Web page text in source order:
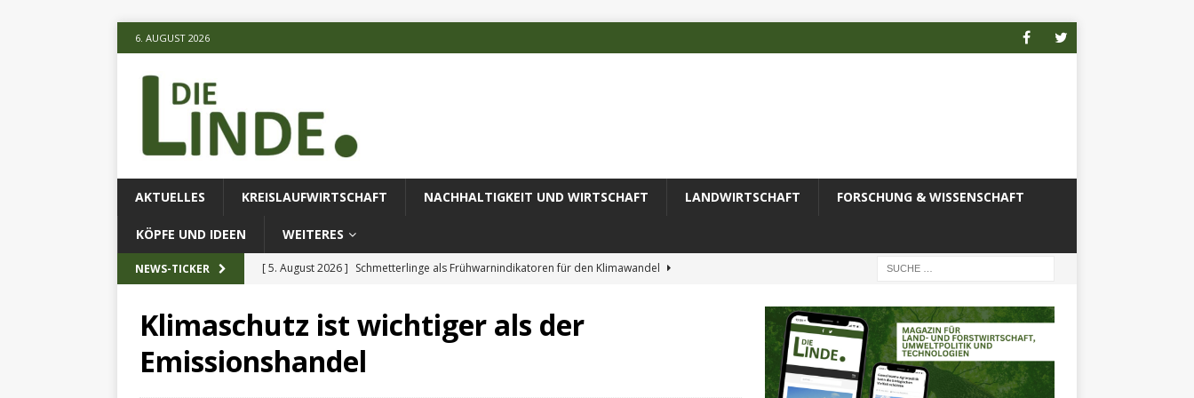
6. AUGUST 2026
AKTUELLES KREISLAUFWIRTSCHAFT NACHHALTIGKEIT UND WIRTSCHAFT LANDWIRTSCHAFT FORSCHUNG & WISSENSCHAFT
KÖPFE UND IDEEN WEITERES
NEWS-TICKER [ 5. August 2026 ] Schmetterlinge als Frühwarnindikatoren für den Klimawandel
[ 5. August 2026 ] Die unterschätzten Klimafolgen
AKTUELLES
[ 5. August 2026 ] Verbesserung des Recyclingprozesses im Textilbereich
Klimaschutz ist wichtiger als der
Emissionshandel